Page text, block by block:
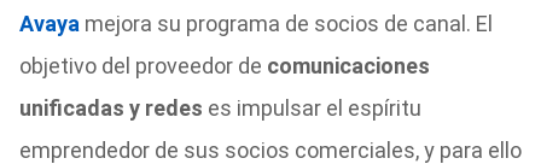
Avaya mejora su programa de socios de canal. El
objetivo del proveedor de comunicaciones
unificadas y redes es impulsar el espíritu
emprendedor de sus socios comerciales, y para ello